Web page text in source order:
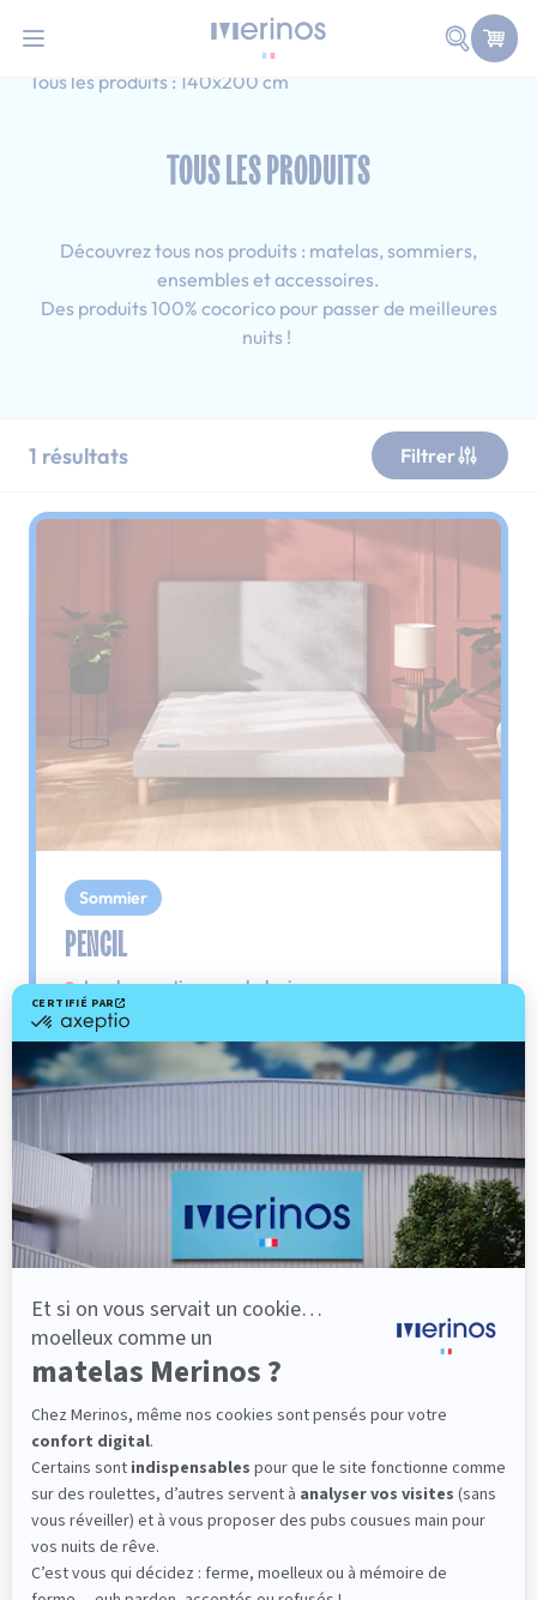
Faire
Accueil
Simple
Tous les produits : 140x200 cm
TOUS LES PRODUITS
Découvrez tous nos produits : matelas, sommiers,
ensembles et accessoires.
Des produits 100% cocorico pour passer de meilleures
nuits !
1 résultats Filtrer
Sommier
PENCIL
Le plus : soutien morphologique
Grâce à ses 3 zones de confort, le sommier
Pencil vous assure tout son soutien. Avec les
épaules, le dos et le bassin qui reposent sur ses
lattes, vous évitez les douleurs au petit matin.
501,00 €
Découvrir
Fabrication Française
101 nuits d'essai*